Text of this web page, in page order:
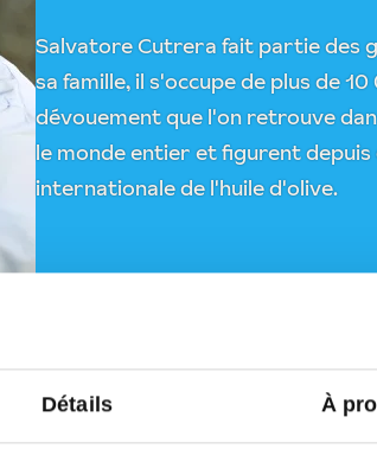
Détails À
Salvatore Cutrera fait partie des
sa famille, il s'occupe de plus de
dévouement que l'on retrouve
le monde entier et figurent depuis
internationale de l'huile d'olive.